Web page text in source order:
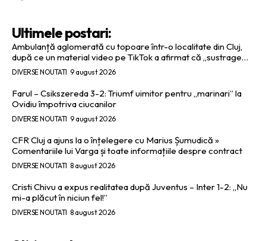
Ultimele postari:
Ambulanță aglomerată cu topoare într-o localitate din Cluj,
după ce un material video pe TikTok a afirmat că „sustrage…
DIVERSE NOUTATI 9 august 2026
Farul – Csikszereda 3-2: Triumf uimitor pentru „marinari” la
Ovidiu împotriva ciucanilor
DIVERSE NOUTATI 9 august 2026
CFR Cluj a ajuns la o înțelegere cu Marius Șumudică »
Comentariile lui Varga și toate informațiile despre contract
DIVERSE NOUTATI 8 august 2026
Cristi Chivu a expus realitatea după Juventus – Inter 1-2: „Nu
mi-a plăcut în niciun fel!”
DIVERSE NOUTATI 8 august 2026